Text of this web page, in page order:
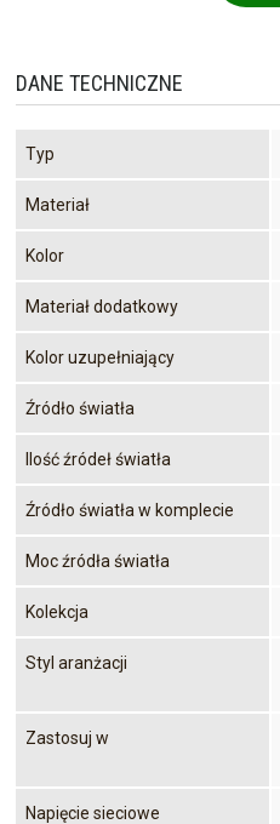
DANE TECHNICZNE
Typ
Materiał
Kolor
Materiał dodatkowy
Kolor uzupełniający
Źródło światła
Ilość źródeł światła
Źródło światła w komplecie
Moc źródła światła
Kolekcja
Styl aranżacji
Zastosuj w
Napięcie sieciowe